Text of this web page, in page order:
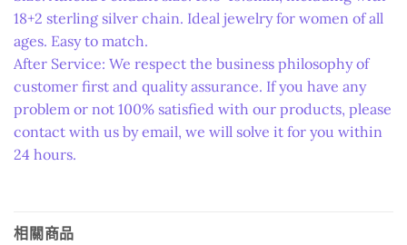
18+2 sterling silver chain. Ideal jewelry for women of all
ages. Easy to match.
After Service: We respect the business philosophy of
customer first and quality assurance. If you have any
problem or not 100% satisfied with our products, please
contact with us by email, we will solve it for you within
24 hours.
相關商品